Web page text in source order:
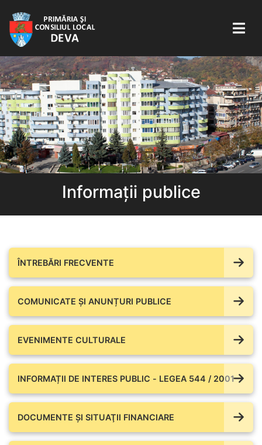
Informații publice
ÎNTREBĂRI FRECVENTE
COMUNICATE ŞI ANUNȚURI PUBLICE
EVENIMENTE CULTURALE
INFORMAȚII DE INTERES PUBLIC - LEGEA 544 / 2001
DOCUMENTE ŞI SITUAŢII FINANCIARE